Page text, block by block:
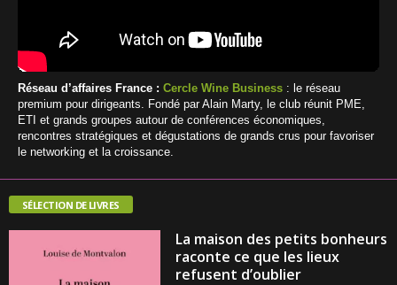
Réseau d’affaires France : Cercle Wine Business : le réseau
premium pour dirigeants. Fondé par Alain Marty, le club réunit PME,
ETI et grands groupes autour de conférences économiques,
rencontres stratégiques et dégustations de grands crus pour favoriser
le networking et la croissance.
SÉLECTION DE LIVRES
La maison des petits bonheurs
raconte ce que les lieux
refusent d’oublier